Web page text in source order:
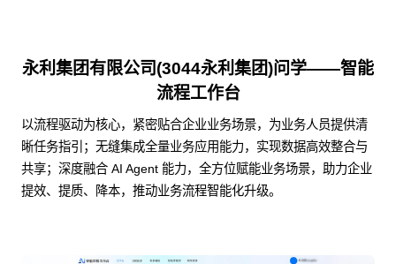
永利集团有限公司(3044永利集团)问学——智能
流程工作台
以流程驱动为核心，紧密贴合企业业务场景，为业务人员提供清
晰任务指引；无缝集成全量业务应用能力，实现数据高效整合与
共享；深度融合 AI Agent 能力，全方位赋能业务场景，助力企业
提效、提质、降本，推动业务流程智能化升级。